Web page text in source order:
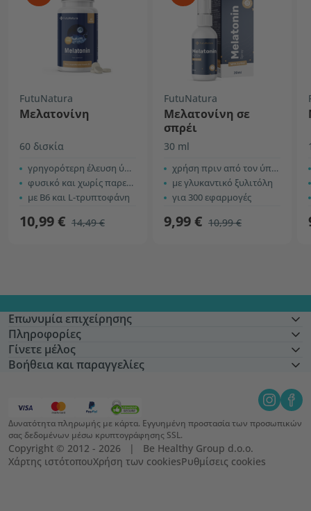
FutuNatura
Μελατονίνη
60 δισκία
γρηγορότερη έλευση ύπνου
φυσικό και χωρίς παρενέργειες
με B6 και L-τρυπτοφάνη
10,99 € 14,49 €
FutuNatura
Μελατονίνη σε
σπρέι
30 ml
χρήση πριν από τον ύπνο
με γλυκαντικό ξυλιτόλη
για 300 εφαρμογές
9,99 € 10,99 €
Επωνυμία επιχείρησης
Πληροφορίες
Γίνετε μέλος
Βοήθεια και παραγγελίες
Δυνατότητα πληρωμής με κάρτα. Εγγυημένη προστασία των προσωπικών
σας δεδομένων μέσω κρυπτογράφησης SSL.
Copyright © 2012 - 2026   |   Be Healthy Group d.o.o.
Χάρτης ιστότοπουΧρήση των cookiesΡυθμίσεις cookies